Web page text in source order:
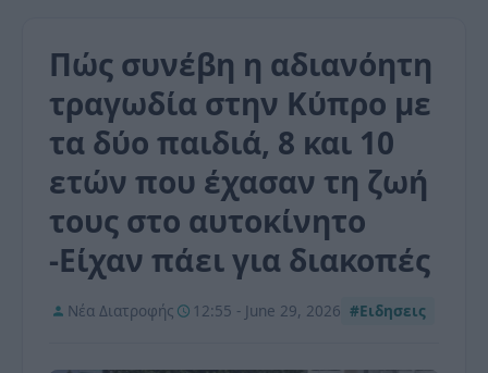
Πώς συνέβη η αδιανόητη
τραγωδία στην Κύπρο με
τα δύο παιδιά, 8 και 10
ετών που έχασαν τη ζωή
τους στο αυτοκίνητο
-Είχαν πάει για διακοπές
Νέα Διατροφής 12:55 - June 29, 2026 #Ειδησεις